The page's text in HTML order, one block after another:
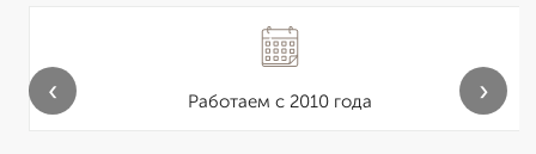
Работаем с 2010 года
‹ ›